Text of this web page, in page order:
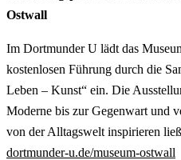
Ostwall
Im Dortmunder U lädt das
kostenlosen Führung durch die
Leben – Kunst“ ein. Die
Moderne bis zur Gegenwart und
von der Alltagswelt inspirieren
dortmunder-u.de/museum-ostwall